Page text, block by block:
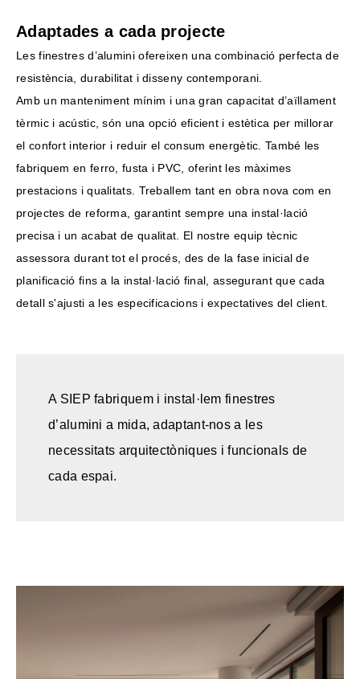
Adaptades a cada projecte
Les finestres d’alumini ofereixen una combinació perfecta de
resistència, durabilitat i disseny contemporani.
Amb un manteniment mínim i una gran capacitat d’aïllament
tèrmic i acústic, són una opció eficient i estètica per millorar
el confort interior i reduir el consum energètic. També les
fabriquem en ferro, fusta i PVC, oferint les màximes
prestacions i qualitats. Treballem tant en obra nova com en
projectes de reforma, garantint sempre una instal·lació
precisa i un acabat de qualitat. El nostre equip tècnic
assessora durant tot el procés, des de la fase inicial de
planificació fins a la instal·lació final, assegurant que cada
detall s'ajusti a les especificacions i expectatives del client.
A SIEP fabriquem i instal·lem finestres
d’alumini a mida, adaptant-nos a les
necessitats arquitectòniques i funcionals de
cada espai.